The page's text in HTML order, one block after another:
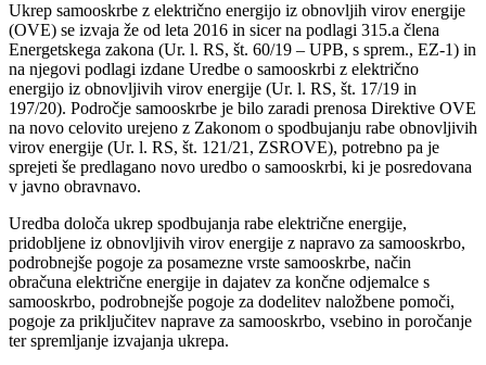
Ukrep samooskrbe z električno energijo iz obnovljih virov energije
(OVE) se izvaja že od leta 2016 in sicer na podlagi 315.a člena
Energetskega zakona (Ur. l. RS, št. 60/19 – UPB, s sprem., EZ-1) in
na njegovi podlagi izdane Uredbe o samooskrbi z električno
energijo iz obnovljivih virov energije (Ur. l. RS, št. 17/19 in
197/20). Področje samooskrbe je bilo zaradi prenosa Direktive OVE
na novo celovito urejeno z Zakonom o spodbujanju rabe obnovljivih
virov energije (Ur. l. RS, št. 121/21, ZSROVE), potrebno pa je
sprejeti še predlagano novo uredbo o samooskrbi, ki je posredovana
v javno obravnavo.
Uredba določa ukrep spodbujanja rabe električne energije,
pridobljene iz obnovljivih virov energije z napravo za samooskrbo,
podrobnejše pogoje za posamezne vrste samooskrbe, način
obračuna električne energije in dajatev za končne odjemalce s
samooskrbo, podrobnejše pogoje za dodelitev naložbene pomoči,
pogoje za priključitev naprave za samooskrbo, vsebino in poročanje
ter spremljanje izvajanja ukrepa.